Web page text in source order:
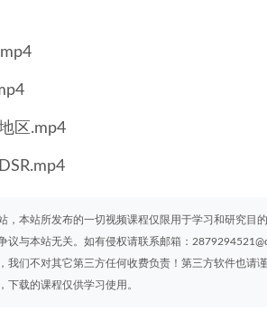
区.mp4
，本站所发布的一切视频课程仅限用于学习和研究目
议与本站无关。如有侵权请联系邮箱：
我们不对其它第三方任何收费负责！第三方软件也请
下载的课程仅供学习使用。